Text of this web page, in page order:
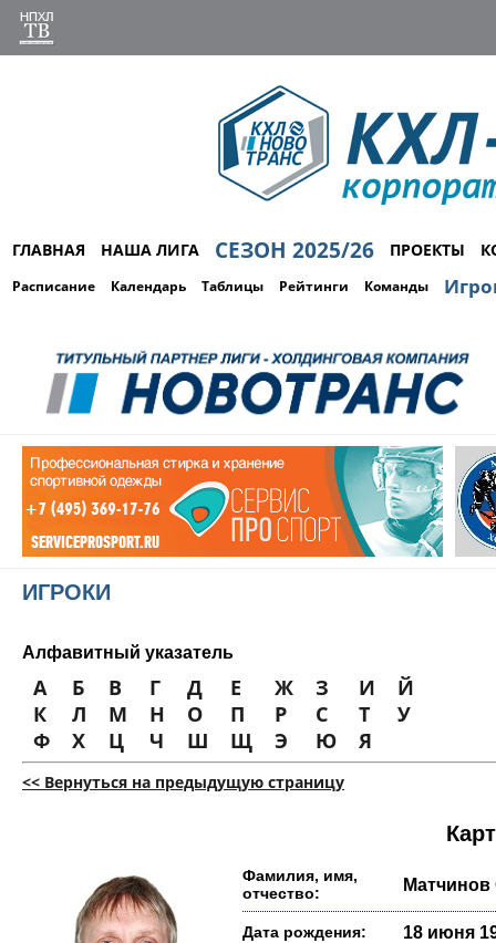
ГЛАВНАЯ НАША ЛИГА СЕЗОН 2025/26 ПРОЕКТЫ
Расписание Календарь Таблицы Рейтинги Команды
ИГРОКИ
Алфавитный указатель
А Б В Г Д Е Ж З И
Й
К
Л М Н О П Р С Т
У
Ф
Х Ц Ч Ш Щ Э Ю Я
<< Вернуться на предыдущую страницу
Фамилия, имя,
отчество:
Матчинов
Дата рождения: 18 июня